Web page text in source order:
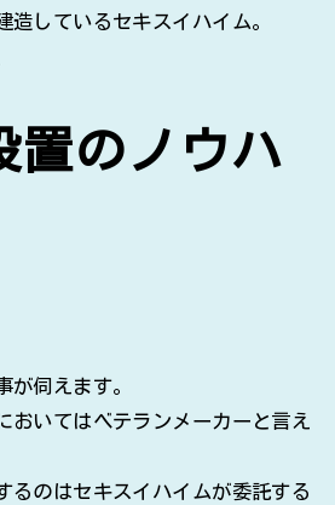
造しているセキスイハイム。
置のノウハ
が伺えます。
おいてはベテランメーカーと言え
るのはセキスイハイムが委託する